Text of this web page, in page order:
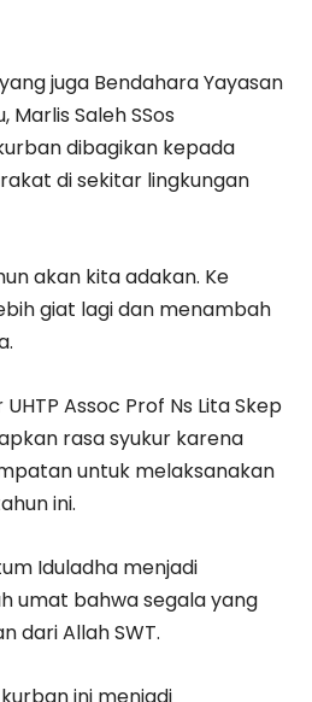
juga Bendahara Yayasan
Marlis Saleh SSos
dibagikan kepada
di sekitar lingkungan
akan kita adakan. Ke
giat lagi dan menambah
Assoc Prof Ns Lita Skep
rasa syukur karena
untuk melaksanakan
ini.
Iduladha menjadi
umat bahwa segala yang
dari Allah SWT.